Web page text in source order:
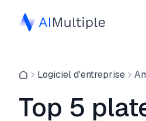
Logiciel d'entreprise
Top 5